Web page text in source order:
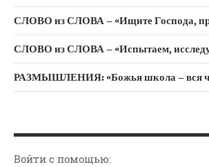
Войти с помощью: